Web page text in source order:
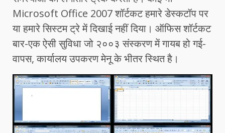
Microsoft Office 2007 शॉर्टकट हमारे डेस्कटॉप पर
या हमारे सिस्टम ट्रे में दिखाई नहीं दिया। ऑफिस शॉर्टकट
बार-एक ऐसी सुविधा जो २००३ संस्करण में गायब हो गई-
वापस, कार्यालय उपकरण मेनू के भीतर स्थित है।